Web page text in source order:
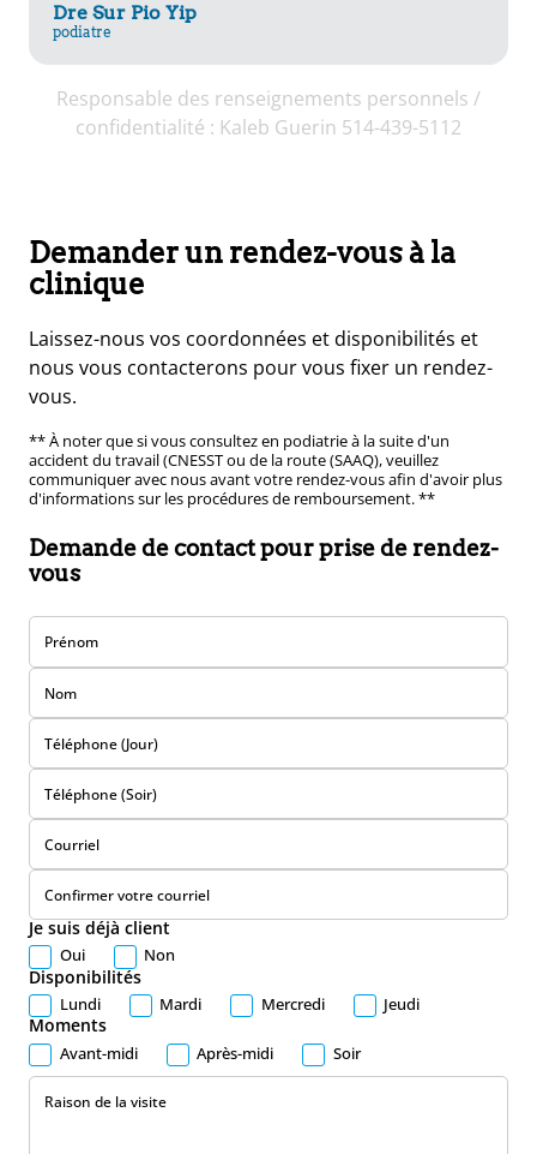
Dre Sur Pio Yip
podiatre
Responsable des renseignements personnels /
confidentialité : Kaleb Guerin 514-439-5112
Demander un rendez-vous à la
clinique
Laissez-nous vos coordonnées et disponibilités et
nous vous contacterons pour vous fixer un rendez-
vous.
** À noter que si vous consultez en podiatrie à la suite d'un
accident du travail (CNESST ou de la route (SAAQ), veuillez
communiquer avec nous avant votre rendez-vous afin d'avoir plus
d'informations sur les procédures de remboursement. **
Demande de contact pour prise de rendez-
vous
Prénom
Nom
Téléphone (Jour)
Téléphone (Soir)
Courriel
Confirmer votre courriel
Je suis déjà client
Oui Non
Disponibilités
Lundi Mardi Mercredi Jeudi
Moments
Avant-midi Après-midi Soir
Raison de la visite